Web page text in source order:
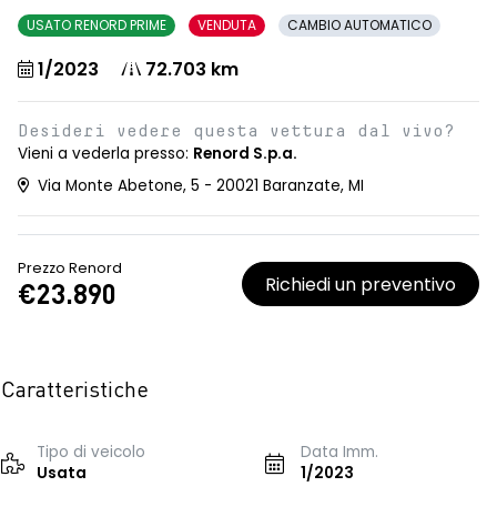
USATO RENORD PRIME VENDUTA CAMBIO AUTOMATICO
1/2023 72.703 km
Desideri vedere questa vettura dal vivo?
Vieni a vederla presso: Renord S.p.a.
Via Monte Abetone, 5 - 20021 Baranzate, MI
Prezzo Renord
€23.890 Richiedi un preventivo
Caratteristiche
Tipo di veicolo
Usata
Data Imm.
1/2023